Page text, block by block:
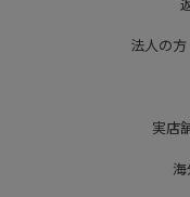
法人の
実店